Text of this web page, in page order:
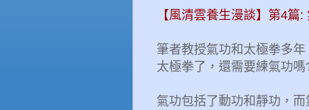
【風清雲養生漫談】第4篇
筆者教授氣功和太極拳多
太極拳了，還需要練氣功
氣功包括了動功和靜功，